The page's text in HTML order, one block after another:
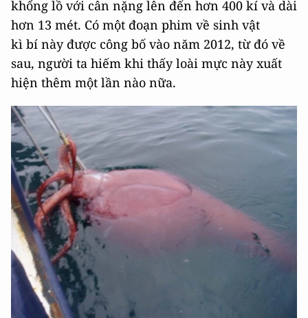
khổng lồ với cân nặng lên đến hơn 400 kí và dài
hơn 13 mét. Có một đoạn phim về sinh vật
kì bí này được công bố vào năm 2012, từ đó về
sau, người ta hiếm khi thấy loài mực này xuất
hiện thêm một lần nào nữa.